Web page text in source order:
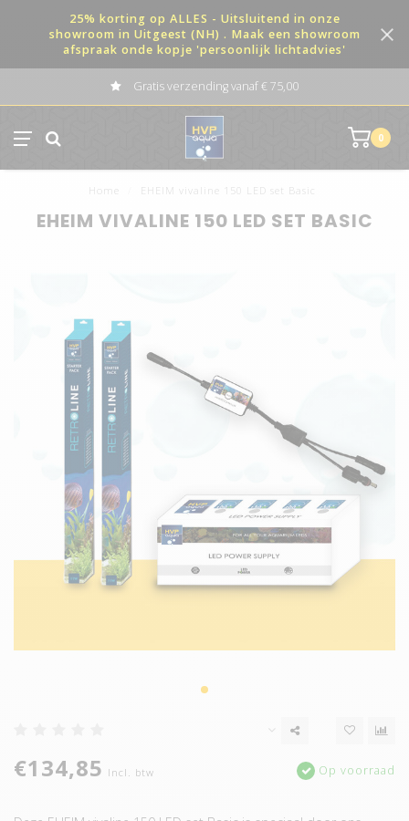
25% korting op ALLES - Uitsluitend in onze
showroom in Uitgeest (NH) . Maak een showroom
afspraak onde kopje 'persoonlijk lichtadvies'
Gratis verzending vanaf € 75,00
0
Home EHEIM vivaline 150 LED set Basic
EHEIM VIVALINE 150 LED SET BASIC
€134,85 Incl. btw Op voorraad